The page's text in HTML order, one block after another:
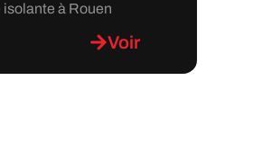
à Rouen
Voir